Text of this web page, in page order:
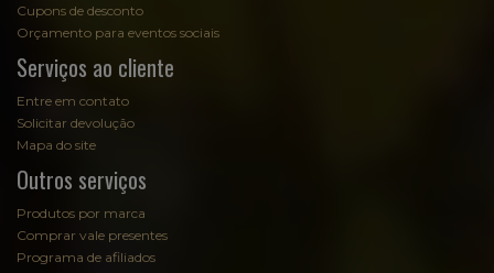
Cupons de desconto
Orçamento para eventos sociais
Serviços ao cliente
Entre em contato
Solicitar devolução
Mapa do site
Outros serviços
Produtos por marca
Comprar vale presentes
Programa de afiliados